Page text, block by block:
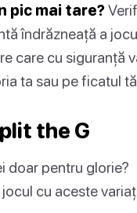
pic mai tare?
îndrăzneață a
care cu siguranță
ta sau pe ficatul
the G
doar pentru glorie?
cu aceste